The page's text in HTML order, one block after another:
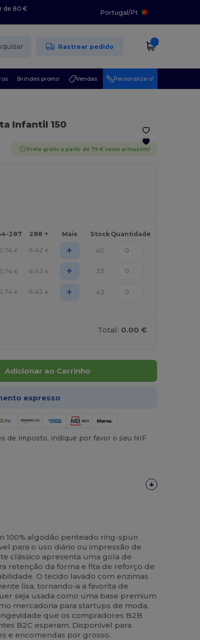
de 80 €
Portugal/Pt
Rastrear pedido
Brindes promo Vendas Personaliza-o!
Infantil 150
Frete grátis a partir de 79 € neste armazém!
287 288 + Mais Stock Quantidade
€ 6.42 € + 40
€ 6.42 € + 33
€ 6.42 € + 43
Total: 0.00 €
Adicionar ao Carrinho
expresso
de imposto, indique por favor o seu NIF
100% algodão penteado ring-spun
para o uso diário ou impressão de
clássico apresenta uma gola de
retenção da forma e fita de reforço de
O tecido lavado com enzimas
lisa, tornando-a a favorita de
seja usada como uma base premium
mercadoria para startups de moda,
que os compradores B2B
B2C esperam. Disponível para
e encomendas por grosso.